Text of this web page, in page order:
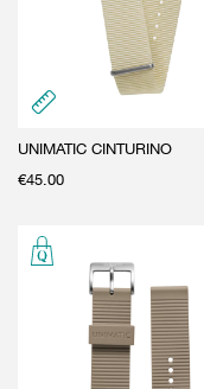
UNIMATIC CINTURINO
€45.00